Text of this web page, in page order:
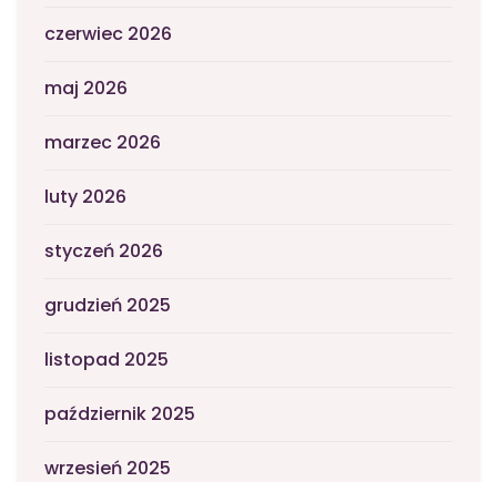
czerwiec 2026
maj 2026
marzec 2026
luty 2026
styczeń 2026
grudzień 2025
listopad 2025
październik 2025
wrzesień 2025